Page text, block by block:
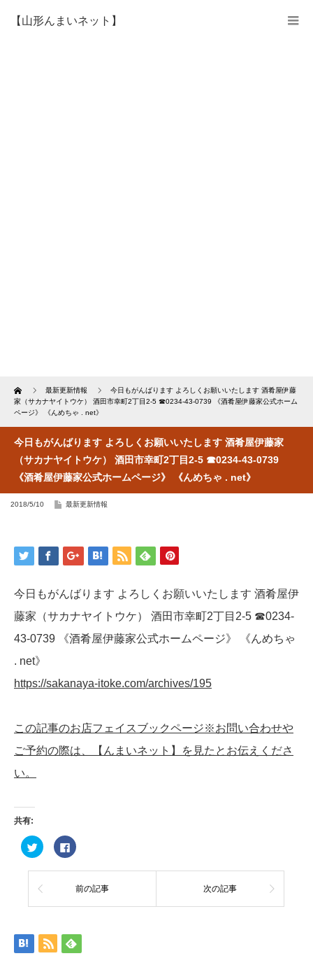
【山形んまいネット】
Home 最新更新情報
今日もがんばります よろしくお願いいたします 酒肴屋伊藤
家（サカナヤイトウケ） 酒田市幸町2丁目2-5 ☎︎0234-43-0739 《酒肴屋伊藤家公式ホーム
ページ》 《んめちゃ . net》
今日もがんばります よろしくお願いいたします 酒肴屋伊藤家
（サカナヤイトウケ） 酒田市幸町2丁目2-5 ☎︎0234-43-0739
《酒肴屋伊藤家公式ホームページ》 《んめちゃ . net》
2018/5/10 最新更新情報
今日もがんばります よろしくお願いいたします 酒肴屋伊
藤家（サカナヤイトウケ） 酒田市幸町2丁目2-5 ☎︎0234-
43-0739 《酒肴屋伊藤家公式ホームページ》 《んめちゃ
. net》
https://sakanaya-itoke.com/archives/195
この記事のお店フェイスブックページ※お問い合わせや
ご予約の際は、【んまいネット】を見たとお伝えくださ
い。
共有:
ク
リ
ク
て
Twitter
し
い
ウ
Facebook
で
有
る
に
ク
し
て
前の記事 次の記事